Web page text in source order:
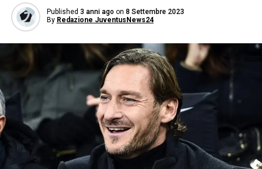
Published 3 anni ago on 8 Settembre 2023
By Redazione JuventusNews24